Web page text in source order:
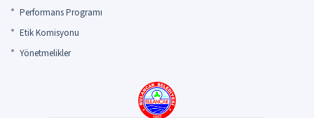
Performans Programı
Etik Komisyonu
Yönetmelikler